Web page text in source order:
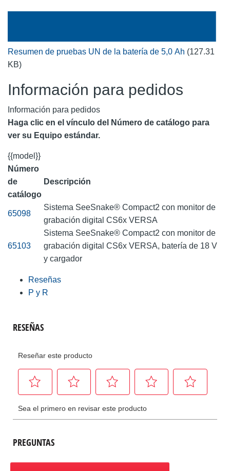
Resumen de pruebas UN de la batería de 5,0 Ah (127.31
KB)
Información para pedidos
Información para pedidos
Haga clic en el vínculo del Número de catálogo para
ver su Equipo estándar.
{{model}}
Número
de
catálogo
Descripción
65098
Sistema SeeSnake® Compact2 con monitor de
grabación digital CS6x VERSA
65103
Sistema SeeSnake® Compact2 con monitor de
grabación digital CS6x VERSA, batería de 18 V
y cargador
Reseñas
P y R
PREGUNTAS